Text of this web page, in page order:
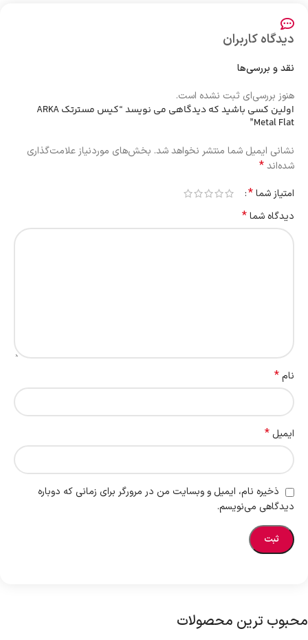
دیدگاه کاربران
نقد و بررسی‌ها
هنوز بررسی‌ای ثبت نشده است.
اولین کسی باشید که دیدگاهی می نویسد “کیس مستر‌تک ARKA
Metal Flat”
نشانی ایمیل شما منتشر نخواهد شد. بخش‌های موردنیاز علامت‌گذاری
شده‌اند*
امتیاز شما*
دیدگاه شما*
نام*
ایمیل *
ذخیره نام، ایمیل و وبسایت من در مرورگر برای زمانی که دوباره
دیدگاهی می‌نویسم.
محبوب ترین محصولات